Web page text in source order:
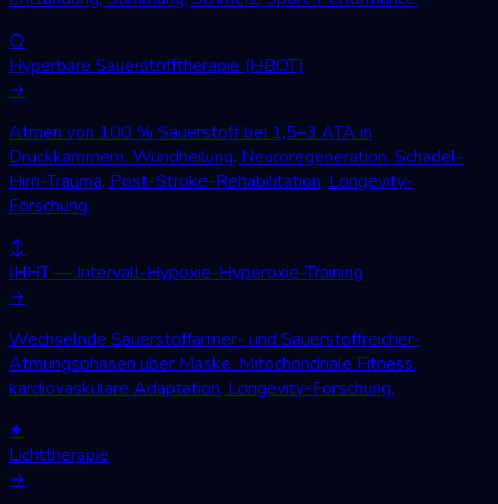
○
Hyperbare Sauerstofftherapie (HBOT)
→
Atmen von 100 % Sauerstoff bei 1,5–3 ATA in
Druckkammern. Wundheilung, Neuroregeneration, Schädel-
Hirn-Trauma, Post-Stroke-Rehabilitation, Longevity-
Forschung.
↕
IHHT — Intervall-Hypoxie-Hyperoxie-Training
→
Wechselnde Sauerstoffarmer- und Sauerstoffreicher-
Atmungsphasen über Maske. Mitochondriale Fitness,
kardiovaskuläre Adaptation, Longevity-Forschung.
✦
Lichttherapie
→